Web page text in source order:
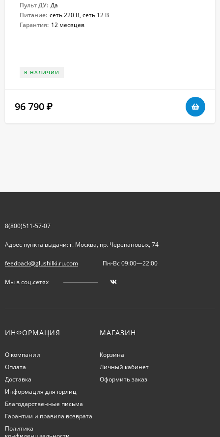
Пульт ДУ: Да
Питание: сеть 220 В, сеть 12 В
Гарантия: 12 месяцев
В НАЛИЧИИ
96 790 ₽
8(800)511-57-07
Адрес пункта выдачи: г. Москва, пр. Черепановых, 74
feedback@glushilki.ru.com Пн-Вс 09:00—22:00
Мы в соц.сетях
ИНФОРМАЦИЯ
О компании
Оплата
Доставка
Информация для юрлиц
Благодарственные письма
Гарантии и правила возврата
Политика
МАГАЗИН
Корзина
Личный кабинет
Оформить заказ